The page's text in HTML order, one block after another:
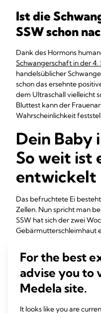
Ist die
SSW schon
Dank des Hormons
Schwangerschaft in der 4.
handelsüblicher
schon das ersehnte
dem Ultraschall vielleicht
Bluttest kann der
Wahrscheinlichkeit
Dein Baby
So weit ist
entwickelt
Das befruchtete Ei
Zellen. Nun spricht man
SSW hat sich der zwei
Gebärmutterschleimhaut
Das passiert
DiePlazenta formt
Körperkreislauf
For the best
advise you to
Medela site.
It looks like you are